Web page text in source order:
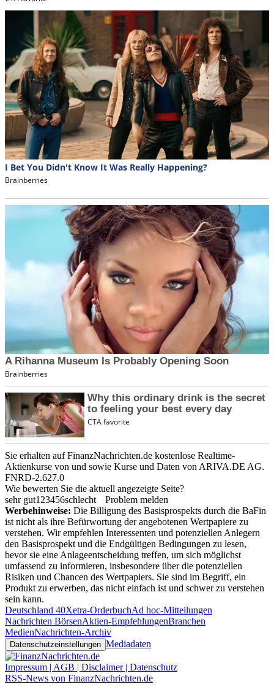
Sie erhalten auf FinanzNachrichten.de kostenlose Realtime-
Aktienkurse von und sowie Kurse und Daten von ARIVA.DE AG.
FNRD-2.627.0
Wie bewerten Sie die aktuell angezeigte Seite?
sehr gut1 23456schlecht
Problem melden
Werbehinweise: Die Billigung des Basisprospekts durch die BaFin
ist nicht als ihre Befürwortung der angebotenen Wertpapiere zu
verstehen. Wir empfehlen Interessenten und potenziellen Anlegern
den Basisprospekt und die Endgültigen Bedingungen zu lesen,
bevor sie eine Anlageentscheidung treffen, um sich möglichst
umfassend zu informieren, insbesondere über die potenziellen
Risiken und Chancen des Wertpapiers. Sie sind im Begriff, ein
Produkt zu erwerben, das nicht einfach ist und schwer zu verstehen
sein kann.
Deutschland 40Xetra-OrderbuchAd hoc-Mitteilungen
Nachrichten BörsenAktien-EmpfehlungenBranchen
MedienNachrichten-Archiv
Datenschutzeinstellungen Mediadaten
Impressum | AGB | Disclaimer | Datenschutz
RSS-News von FinanzNachrichten.de